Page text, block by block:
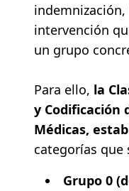
intervención
un grupo
Para ello, la
y Codificación
Médicas,
categorías que
Grupo 0